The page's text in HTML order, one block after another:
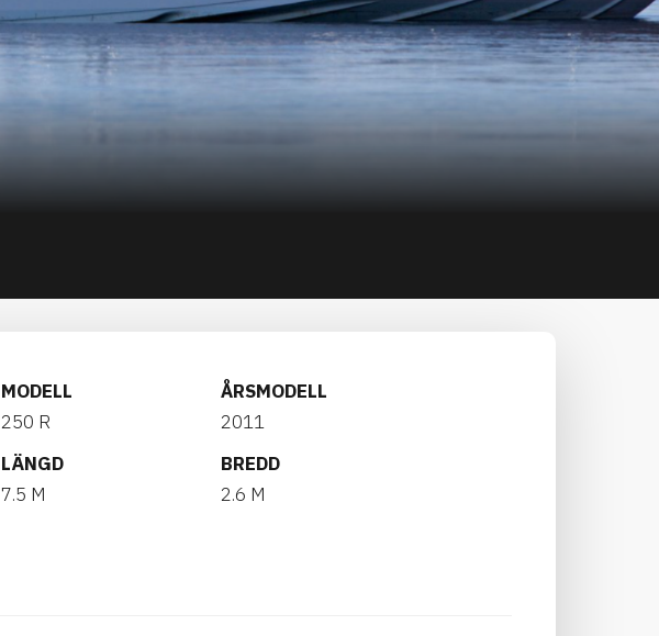
MODELL
250 R
ÅRSMODELL
2011
LÄNGD
7.5 M
BREDD
2.6 M